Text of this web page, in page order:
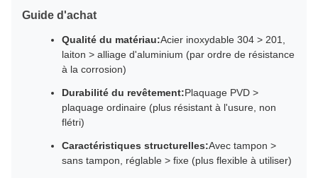
Guide d'achat
Qualité du matériau:Acier inoxydable 304 > 201,
laiton > alliage d'aluminium (par ordre de résistance
à la corrosion)
Durabilité du revêtement:Plaquage PVD >
plaquage ordinaire (plus résistant à l'usure, non
flétri)
Caractéristiques structurelles:Avec tampon >
sans tampon, réglable > fixe (plus flexible à utiliser)